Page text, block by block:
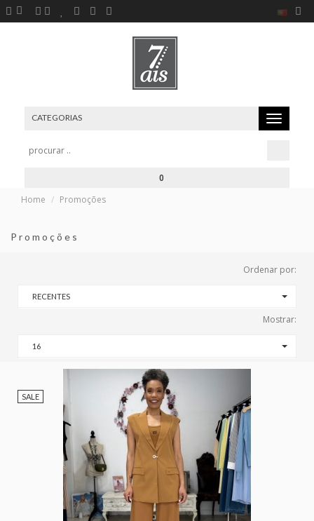
Toggle
navigation
CATEGORIAS
0
Home
Promoções
Promoções
Ordenar por:
RECENTES
Mostrar:
16
SALE